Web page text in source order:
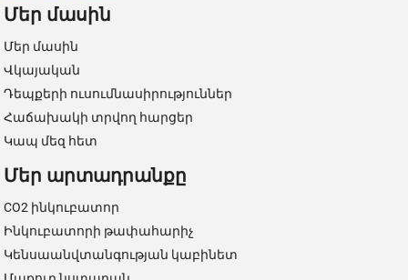
Մեր մասին
Մեր մասին
Վկայական
Դեպքերի ուսումնասիրություններ
Հաճախակի տրվող հարցեր
Կապ մեզ հետ
Մեր արտադրանքը
CO2 ինկուբատոր
Ինկուբատորի թափահարիչ
Կենսաանվտանգության կաբինետ